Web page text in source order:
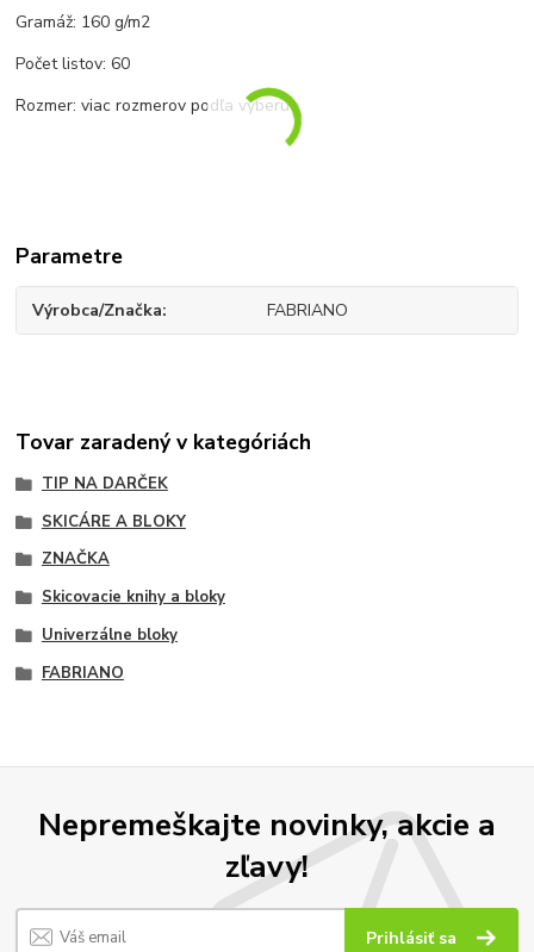
Gramáž: 160 g/m2
Počet listov: 60
Rozmer: viac rozmerov podľa výberu
Parametre
Výrobca/Značka FABRIANO
Tovar zaradený v kategóriách
TIP NA DARČEK
SKICÁRE A BLOKY
ZNAČKA
Skicovacie knihy a bloky
Univerzálne bloky
FABRIANO
Nepremeškajte novinky, akcie a
zľavy!
Prihlásiť sa